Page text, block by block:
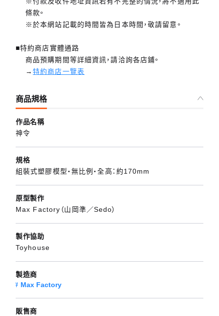
條款。
※於本網站記載的時間皆為日本時間，敬請留意。
■特約商店實體通路
商品預購期間等詳細資訊，請洽詢各店鋪。
→特約商店一覽表
商品規格
作品名稱
神令
規格
組裝式塑膠模型・無比例・全高：約170mm
原型製作
Max Factory（山岡準／Sedo）
製作協助
Toyhouse
製造商
Max Factory
販售商